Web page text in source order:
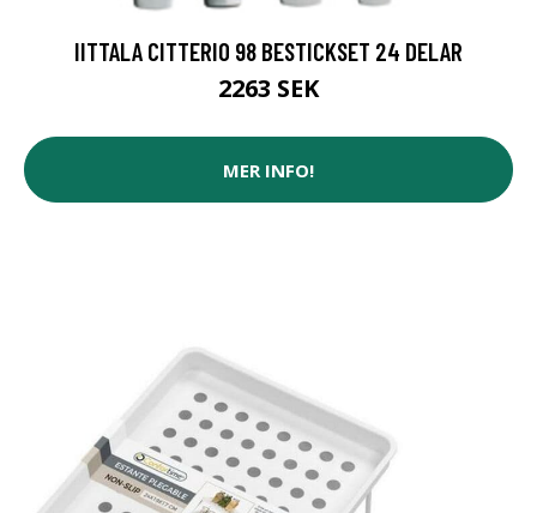
IITTALA CITTERIO 98 BESTICKSET 24 DELAR
2263 SEK
MER INFO!